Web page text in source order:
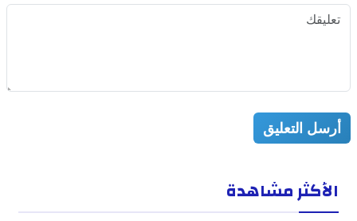
أرسل التعليق
الأكثر مشاهدة